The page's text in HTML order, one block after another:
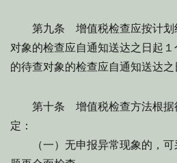
第九条 增值税检查应按计划
对象的检查应自通知送达之日起
的待查对象的检查应自通知送达之
第十条 增值税检查方法根据
定：
（一）无申报异常现象的，可